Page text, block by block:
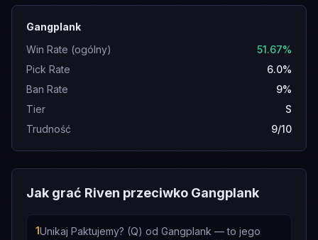
Gangplank
Win Rate (ogólny)
51.67%
Pick Rate
6.0%
Ban Rate
9%
Tier
S
Trudność
9/10
Jak grać Riven przeciwko Gangplank
1Unikaj Paktujemy? (Q) od Gangplank — to jego